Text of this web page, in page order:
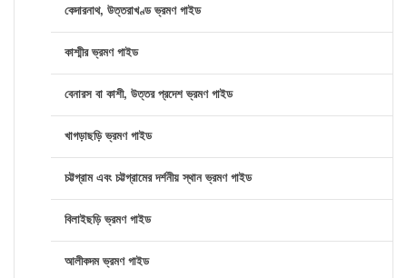
কেদারনাথ, উত্তরাখণ্ড ভ্রমণ গাইড
কাশ্মীর ভ্রমণ গাইড
বেনারস বা কাশী, উত্তর প্রদেশ ভ্রমণ গাইড
খাগড়াছড়ি ভ্রমণ গাইড
চট্টগ্রাম এবং চট্টগ্রামের দর্শনীয় স্থান ভ্রমণ গাইড
বিলাইছড়ি ভ্রমণ গাইড
আলীকদম ভ্রমণ গাইড